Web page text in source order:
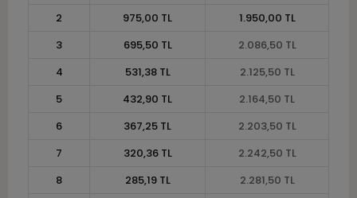
2
975,00 TL
1.950,00 TL
3
695,50 TL
2.086,50 TL
4
531,38 TL
2.125,50 TL
5
432,90 TL
2.164,50 TL
6
367,25 TL
2.203,50 TL
7
320,36 TL
2.242,50 TL
8
285,19 TL
2.281,50 TL